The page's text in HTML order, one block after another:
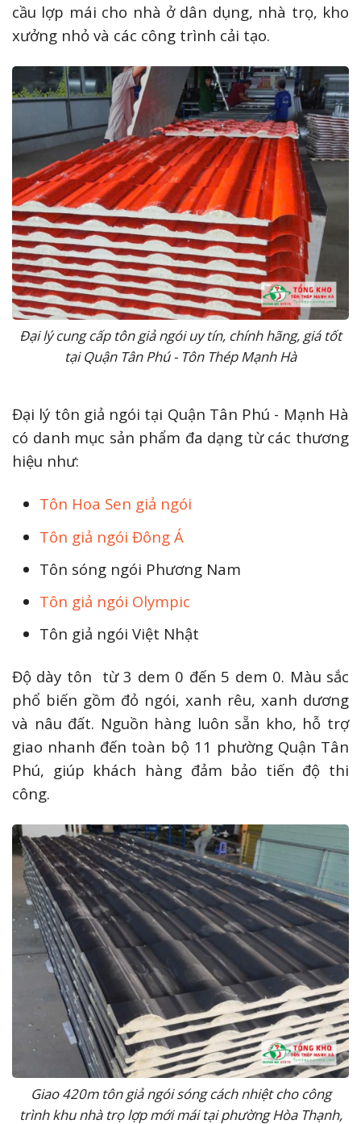
cầu lợp mái cho nhà ở dân dụng, nhà trọ, kho
xưởng nhỏ và các công trình cải tạo.
Đại lý cung cấp tôn giả ngói uy tín, chính hãng, giá tốt
tại Quận Tân Phú - Tôn Thép Mạnh Hà
Đại lý tôn giả ngói tại Quận Tân Phú - Mạnh Hà
có danh mục sản phẩm đa dạng từ các thương
hiệu như:
Tôn Hoa Sen giả ngói
Tôn giả ngói Đông Á
Tôn sóng ngói Phương Nam
Tôn giả ngói Olympic
Tôn giả ngói Việt Nhật
Độ dày tôn từ 3 dem 0 đến 5 dem 0. Màu sắc
phổ biến gồm đỏ ngói, xanh rêu, xanh dương
và nâu đất. Nguồn hàng luôn sẵn kho, hỗ trợ
giao nhanh đến toàn bộ 11 phường Quận Tân
Phú, giúp khách hàng đảm bảo tiến độ thi
công.
Giao 420m tôn giả ngói sóng cách nhiệt cho công
trình khu nhà trọ lợp mới mái tại phường Hòa Thạnh,